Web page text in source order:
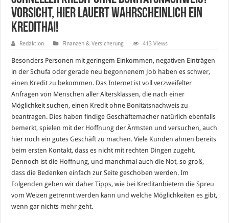
Vorsicht, hier lauert wahrscheinlich ein
Kredithai!
Redaktion Finanzen & Versicherung 413 Views
Besonders Personen mit geringem Einkommen, negativen Einträgen
in der Schufa oder gerade neu begonnenem Job haben es schwer,
einen Kredit zu bekommen. Das Internet ist voll verzweifelter
Anfragen von Menschen aller Altersklassen, die nach einer
Möglichkeit suchen, einen Kredit ohne Bonitätsnachweis zu
beantragen. Dies haben findige Geschäftemacher natürlich ebenfalls
bemerkt, spielen mit der Hoffnung der Ärmsten und versuchen, auch
hier noch ein gutes Geschäft zu machen. Viele Kunden ahnen bereits
beim ersten Kontakt, dass es nicht mit rechten Dingen zugeht.
Dennoch ist die Hoffnung, und manchmal auch die Not, so groß,
dass die Bedenken einfach zur Seite geschoben werden. Im
Folgenden geben wir daher Tipps, wie bei Kreditanbietern die Spreu
vom Weizen getrennt werden kann und welche Möglichkeiten es gibt,
wenn gar nichts mehr geht.